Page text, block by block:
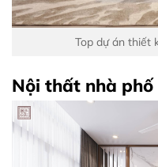
Top dự án thiết
Nội thất nhà phố